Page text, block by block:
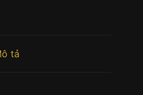
tả